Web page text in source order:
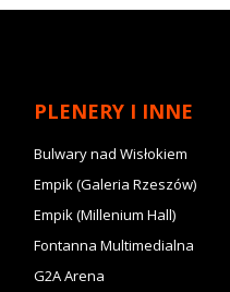
PLENERY I INNE
Bulwary nad Wisłokiem
Empik (Galeria Rzeszów)
Empik (Millenium Hall)
Fontanna Multimedialna
G2A Arena